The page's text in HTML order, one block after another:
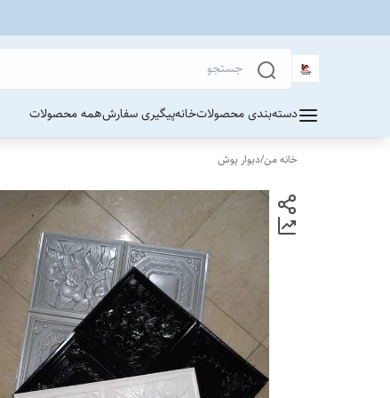
دسته‌بندی محصولاتخانهپیگیری سفارشهمه محصولات
خانه من/دیوار پوش